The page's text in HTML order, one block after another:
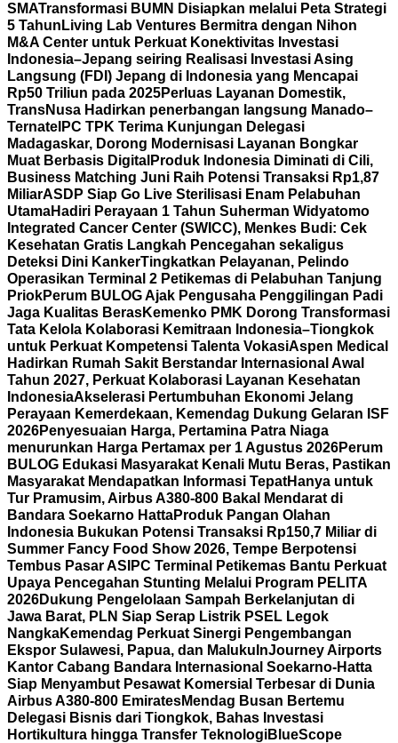
SMATransformasi BUMN Disiapkan melalui Peta Strategi
5 Tahun Living Lab Ventures Bermitra dengan Nihon
M&A Center untuk Perkuat Konektivitas Investasi
Indonesia–Jepang seiring Realisasi Investasi Asing
Langsung (FDI) Jepang di Indonesia yang Mencapai
Rp50 Triliun pada 2025Perluas Layanan Domestik,
TransNusa Hadirkan penerbangan langsung Manado–
Ternate IPC TPK Terima Kunjungan Delegasi
Madagaskar, Dorong Modernisasi Layanan Bongkar
Muat Berbasis Digital Produk Indonesia Diminati di Cili,
Business Matching Juni Raih Potensi Transaksi Rp1,87
MiliarASDP Siap Go Live Sterilisasi Enam Pelabuhan
UtamaHadiri Perayaan 1 Tahun Suherman Widyatomo
Integrated Cancer Center (SWICC), Menkes Budi: Cek
Kesehatan Gratis Langkah Pencegahan sekaligus
Deteksi Dini KankerTingkatkan Pelayanan, Pelindo
Operasikan Terminal 2 Petikemas di Pelabuhan Tanjung
PriokPerum BULOG Ajak Pengusaha Penggilingan Padi
Jaga Kualitas BerasKemenko PMK Dorong Transformasi
Tata Kelola Kolaborasi Kemitraan Indonesia–Tiongkok
untuk Perkuat Kompetensi Talenta VokasiAspen Medical
Hadirkan Rumah Sakit Berstandar Internasional Awal
Tahun 2027, Perkuat Kolaborasi Layanan Kesehatan
IndonesiaAkselerasi Pertumbuhan Ekonomi Jelang
Perayaan Kemerdekaan, Kemendag Dukung Gelaran ISF
2026Penyesuaian Harga, Pertamina Patra Niaga
menurunkan Harga Pertamax per 1 Agustus 2026Perum
BULOG Edukasi Masyarakat Kenali Mutu Beras, Pastikan
Masyarakat Mendapatkan Informasi TepatHanya untuk
Tur Pramusim, Airbus A380-800 Bakal Mendarat di
Bandara Soekarno HattaProduk Pangan Olahan
Indonesia Bukukan Potensi Transaksi Rp150,7 Miliar di
Summer Fancy Food Show 2026, Tempe Berpotensi
Tembus Pasar AS IPC Terminal Petikemas Bantu Perkuat
Upaya Pencegahan Stunting Melalui Program PELITA
2026Dukung Pengelolaan Sampah Berkelanjutan di
Jawa Barat, PLN Siap Serap Listrik PSEL Legok
NangkaKemendag Perkuat Sinergi Pengembangan
Ekspor Sulawesi, Papua, dan Maluku InJourney Airports
Kantor Cabang Bandara Internasional Soekarno-Hatta
Siap Menyambut Pesawat Komersial Terbesar di Dunia
Airbus A380-800 EmiratesMendag Busan Bertemu
Delegasi Bisnis dari Tiongkok, Bahas Investasi
Hortikultura hingga Transfer TeknologiBlueScope